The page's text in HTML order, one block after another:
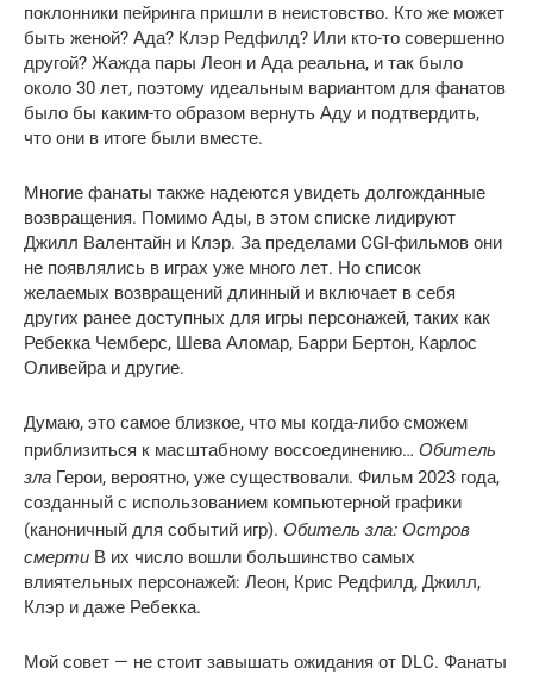
поклонники пейринга пришли в неистовство. Кто же может
быть женой? Ада? Клэр Редфилд? Или кто-то совершенно
другой? Жажда пары Леон и Ада реальна, и так было
около 30 лет, поэтому идеальным вариантом для фанатов
было бы каким-то образом вернуть Аду и подтвердить,
что они в итоге были вместе.
Многие фанаты также надеются увидеть долгожданные
возвращения. Помимо Ады, в этом списке лидируют
Джилл Валентайн и Клэр. За пределами CGI-фильмов они
не появлялись в играх уже много лет. Но список
желаемых возвращений длинный и включает в себя
других ранее доступных для игры персонажей, таких как
Ребекка Чемберс, Шева Аломар, Барри Бертон, Карлос
Оливейра и другие.
Думаю, это самое близкое, что мы когда-либо сможем
приблизиться к масштабному воссоединению… Обитель
зла Герои, вероятно, уже существовали. Фильм 2023 года,
созданный с использованием компьютерной графики
(каноничный для событий игр). Обитель зла: Остров
смерти В их число вошли большинство самых
влиятельных персонажей: Леон, Крис Редфилд, Джилл,
Клэр и даже Ребекка.
Мой совет — не стоит завышать ожидания от DLC. Фанаты